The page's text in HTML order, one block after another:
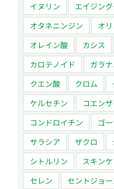
イヌリン
エイジン
オタネニンジン
オ
オレイン酸
カシス
カロテノイド
ガラ
クエン酸
クロム
ケルセチン
コエン
コンドロイチン
ゴ
サラシア
ザクロ
シトルリン
スキン
セレン
セントジョ